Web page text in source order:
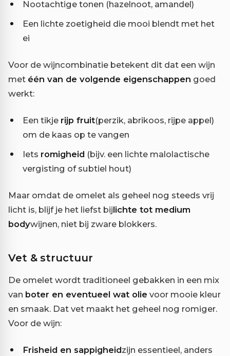
Nootachtige tonen (hazelnoot, amandel)
Een lichte zoetigheid die mooi blendt met het
ei
Voor de wijncombinatie betekent dit dat een wijn
met één van de volgende eigenschappen goed
werkt:
Een tikje rijp fruit(perzik, abrikoos, rijpe appel)
om de kaas op te vangen
Iets romigheid (bijv. een lichte malolactische
vergisting of subtiel hout)
Maar omdat de omelet als geheel nog steeds vrij
licht is, blijf je het liefst bijlichte tot medium
bodywijnen, niet bij zware blokkers.
Vet & structuur
De omelet wordt traditioneel gebakken in een mix
van boter en eventueel wat olie voor mooie kleur
en smaak. Dat vet maakt het geheel nog romiger.
Voor de wijn:
Frisheid en sappigheidzijn essentieel, anders